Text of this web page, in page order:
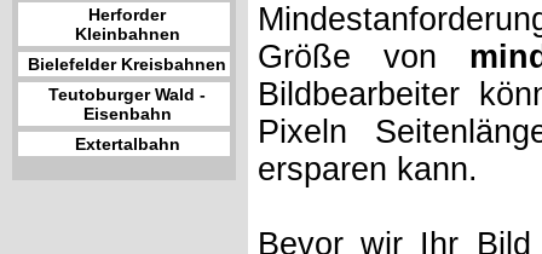
Herforder
Kleinbahnen
Bielefelder Kreisbahnen
Teutoburger Wald -
Eisenbahn
Extertalbahn
Größe von
Bildbearbeiter
Pixeln
ersparen kann.
Bevor wir Ihr